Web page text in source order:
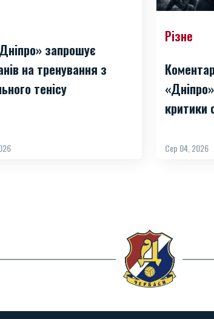
запрошує
на тренування з
тенісу
Різне
критики
Сер 04, 2026